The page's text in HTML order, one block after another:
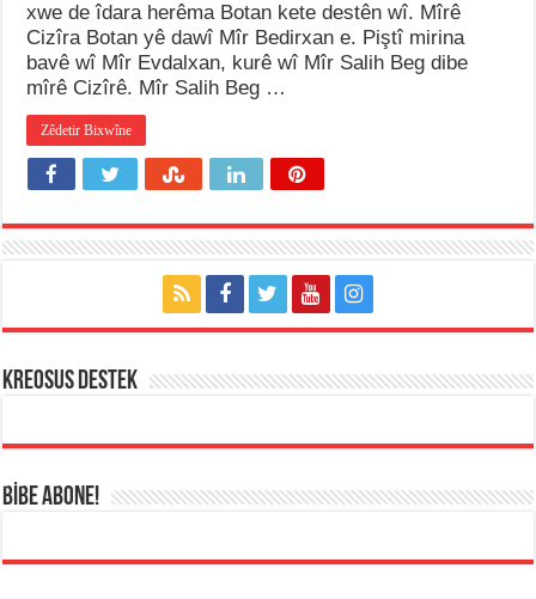
xwe de îdara herêma Botan kete destên wî. Mîrê
Cizîra Botan yê dawî Mîr Bedirxan e. Piştî mirina
bavê wî Mîr Evdalxan, kurê wî Mîr Salih Beg dibe
mîrê Cizîrê. Mîr Salih Beg …
Zêdetir Bixwîne
KREOSUS DESTEK
BİBE ABONE!